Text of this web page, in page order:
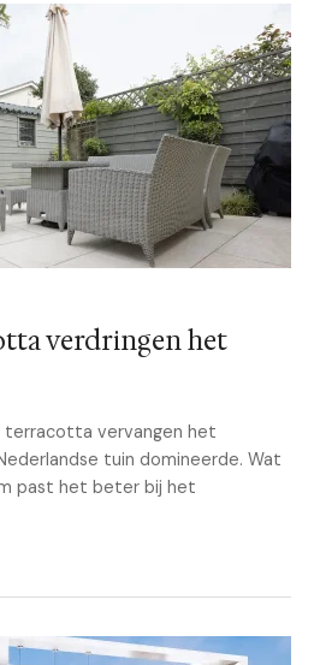
verdringen het
terracotta vervangen het
tuin domineerde. Wat
past het beter bij het